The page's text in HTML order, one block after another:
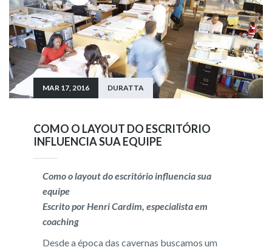
MAR 17, 2016 DURATTA
COMO O LAYOUT DO ESCRITÓRIO
INFLUENCIA SUA EQUIPE
Como o layout do escritório influencia sua
equipe
Escrito por Henri Cardim, especialista em
coaching
Desde a época das cavernas buscamos um